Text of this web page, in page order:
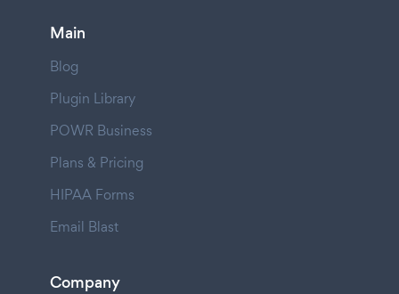
Main
Blog
Plugin Library
POWR Business
Plans & Pricing
HIPAA Forms
Email Blast
Company